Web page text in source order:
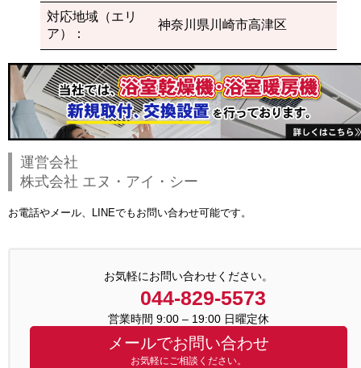
対応地域（エリ
ア）：
神奈川県川崎市高津区
運営会社
株式会社 エヌ・アイ・シー
お電話やメール、LINEでもお問い合わせ可能です。
お気軽にお問い合わせください。
044-829-5573
営業時間 9:00 – 19:00 日曜定休
メールでお問い合わせ
お気軽にご相談ください。